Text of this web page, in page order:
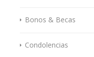
Bonos & Becas
Condolencias